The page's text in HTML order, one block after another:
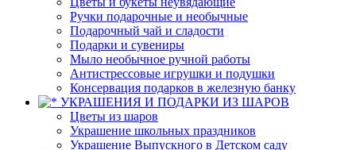
Ручки подарочные и необычные
Подарочный чай и сладости
Подарки и сувениры
Мыло необычное ручной работы
Антистрессовые игрушки и подушки
Консервация подарков в железную банку
УКРАШЕНИЯ И ПОДАРКИ ИЗ ШАРОВ
Цветы из шаров
Украшение школьных праздников
Украшение Выпускного в Детском саду